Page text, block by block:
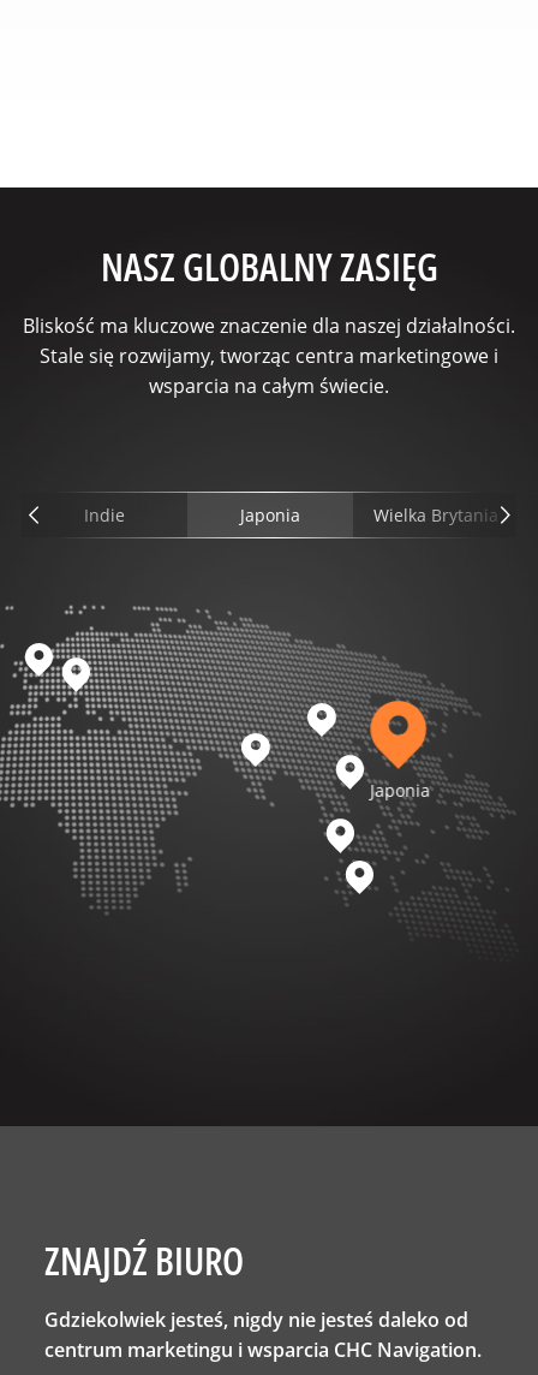
NASZ GLOBALNY ZASIĘG
Bliskość ma kluczowe znaczenie dla naszej działalności.
Stale się rozwijamy, tworząc centra marketingowe i
wsparcia na całym świecie.
Indie Japonia Wielka Brytania
Japonia
ZNAJDŹ BIURO
Gdziekolwiek jesteś, nigdy nie jesteś daleko od
centrum marketingu i wsparcia CHC Navigation.